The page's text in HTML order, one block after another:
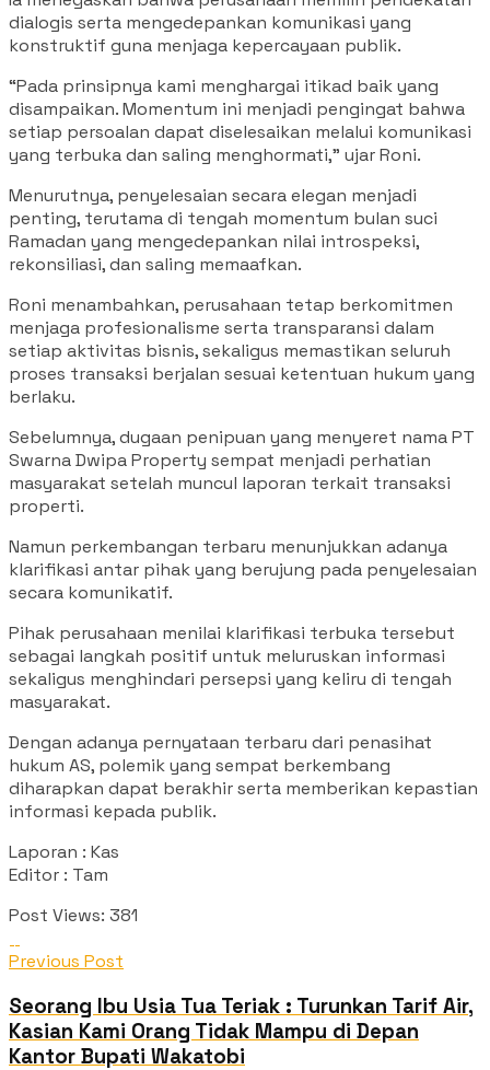
dialogis serta mengedepankan komunikasi yang
konstruktif guna menjaga kepercayaan publik.
“Pada prinsipnya kami menghargai itikad baik yang
disampaikan. Momentum ini menjadi pengingat bahwa
setiap persoalan dapat diselesaikan melalui komunikasi
yang terbuka dan saling menghormati,” ujar Roni.
Menurutnya, penyelesaian secara elegan menjadi
penting, terutama di tengah momentum bulan suci
Ramadan yang mengedepankan nilai introspeksi,
rekonsiliasi, dan saling memaafkan.
Roni menambahkan, perusahaan tetap berkomitmen
menjaga profesionalisme serta transparansi dalam
setiap aktivitas bisnis, sekaligus memastikan seluruh
proses transaksi berjalan sesuai ketentuan hukum yang
berlaku.
Sebelumnya, dugaan penipuan yang menyeret nama PT
Swarna Dwipa Property sempat menjadi perhatian
masyarakat setelah muncul laporan terkait transaksi
properti.
Namun perkembangan terbaru menunjukkan adanya
klarifikasi antar pihak yang berujung pada penyelesaian
secara komunikatif.
Pihak perusahaan menilai klarifikasi terbuka tersebut
sebagai langkah positif untuk meluruskan informasi
sekaligus menghindari persepsi yang keliru di tengah
masyarakat.
Dengan adanya pernyataan terbaru dari penasihat
hukum AS, polemik yang sempat berkembang
diharapkan dapat berakhir serta memberikan kepastian
informasi kepada publik.
Laporan : Kas
Editor : Tam
Post Views: 381
Previous Post
Seorang Ibu Usia Tua Teriak : Turunkan Tarif Air,
Kasian Kami Orang Tidak Mampu di Depan
Kantor Bupati Wakatobi